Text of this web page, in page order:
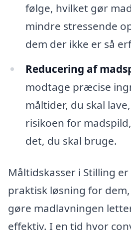
følge, hvilket gør
mindre stressende
dem der ikke er så
Reducering af
modtage præcise
måltider, du skal
risikoen for
det, du skal bruge.
Måltidskasser i Stilling
praktisk løsning for
gøre madlavningen
effektiv. I en tid hvor